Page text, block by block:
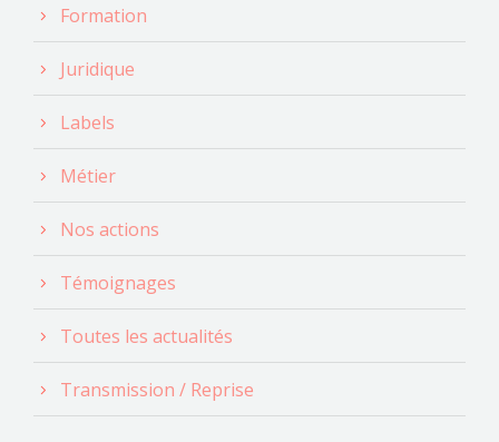
Formation
Juridique
Labels
Métier
Nos actions
Témoignages
Toutes les actualités
Transmission / Reprise